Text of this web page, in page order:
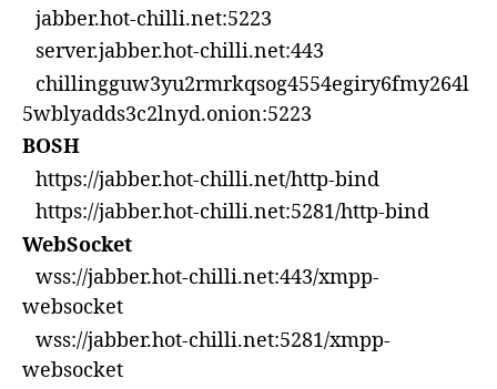
jabber.hot-chilli.net:5223
server.jabber.hot-chilli.net:443
chillingguw3yu2rmrkqsog4554egiry6fmy264l
5wblyadds3c2lnyd.onion:5223
BOSH
https://jabber.hot-chilli.net/http-bind
https://jabber.hot-chilli.net:5281/http-bind
WebSocket
wss://jabber.hot-chilli.net:443/xmpp-
websocket
wss://jabber.hot-chilli.net:5281/xmpp-
websocket